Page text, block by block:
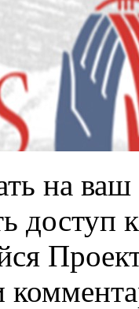
на
доступ